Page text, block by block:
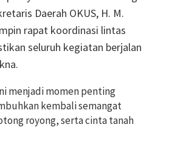
Daerah OKUS, H. M.
rapat koordinasi lintas
seluruh kegiatan berjalan
menjadi momen penting
kembali semangat
royong, serta cinta tanah